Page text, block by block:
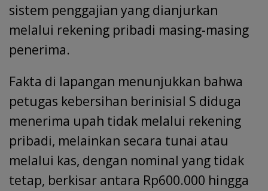
sistem penggajian yang dianjurkan
melalui rekening pribadi masing-masing
penerima.
Fakta di lapangan menunjukkan bahwa
petugas kebersihan berinisial S diduga
menerima upah tidak melalui rekening
pribadi, melainkan secara tunai atau
melalui kas, dengan nominal yang tidak
tetap, berkisar antara Rp600.000 hingga